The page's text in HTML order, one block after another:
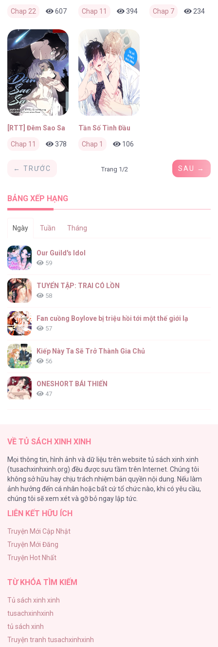
Chap 22 607 0 4 tuần trước
Chap 11 394 0 4 tuần trước
Chap 7 234
[RTT] Đêm Sao Sa
Chap 11 378 0 2 tháng trước
Tần Số Tình Đầu
Chap 1 106
← TRƯỚC Trang 1/2 SAU →
BẢNG XẾP HẠNG
Ngày Tuần Tháng
Our Guild's Idol
59
TUYỂN TẬP: TRAI CÓ LỒN
58
Fan cuồng Boylove bị triệu hồi tới một thế giới lạ
57
Kiếp Này Ta Sẽ Trở Thành Gia Chủ
56
ONESHORT BÁI THIẾN
47
36
Tuyển Tập Manhwa Ngắn Bạo Dăm
34
Khế Ước Hôn Nhân Của Mẹ Tôi
Bạn Của Em Trai
33
VỀ TỦ SÁCH XINH XINH
Mọi thông tin, hình ảnh và dữ liệu trên website tủ sách xinh xinh
(tusachxinhxinh.org) đều được sưu tầm trên Internet. Chúng tôi
không sở hữu hay chịu trách nhiệm bản quyền nội dung. Nếu làm
ảnh hưởng đến cá nhân hoặc bất cứ tổ chức nào, khi có yêu cầu,
chúng tôi sẽ xem xét và gỡ bỏ ngay lập tức.
LIÊN KẾT HỮU ÍCH
Truyện Mới Cập Nhật
Truyện Mới Đăng
Truyện Hot Nhất
TỪ KHÓA TÌM KIẾM
Tủ sách xinh xinh
tusachxinhxinh
tủ sách xinh
Truyện tranh tusachxinhxinh